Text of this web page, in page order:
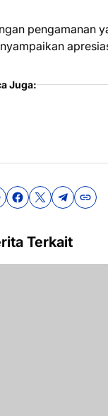
pengamanan
Juga:
Terkait